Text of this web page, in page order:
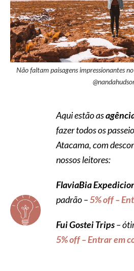
Não faltam paisagens impressionantes
Aqui estão as
fazer todos os
Atacama, com
nossos leitores:
FlaviaBia
padrão –5% off –
Fui Gostei Trips–
5% off – Entrar em